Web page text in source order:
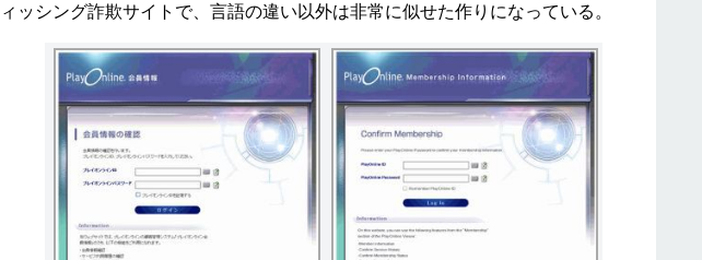
ィッシング詐欺サイトで、言語の違い以外は非常に似せた作りになっている。